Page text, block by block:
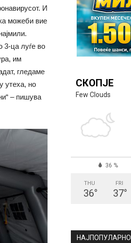
И
можеби вие
3-ца луѓе во
им
гледаме
утеха, но
– пишува
СКОПЈЕ
Few Clouds
36 %
THU
36°
FRI
37°
НАЈПОПУЛАРНО